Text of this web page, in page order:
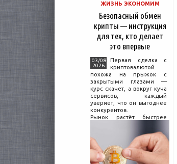
ЖИЗНЬ ЭКОНОМИМ
Безопасный обмен
крипты — инструкция
для тех, кто делает
это впервые
03/08
2026
Первая сделка с
криптовалютой
похожа на прыжок с
закрытыми глазами —
курс скачет, а вокруг куча
сервисов, каждый
уверяет, что он выгоднее
конкурентов.
Рынок растёт быстрее
поведения на нём.
Петербургские
криптообменники,
московские